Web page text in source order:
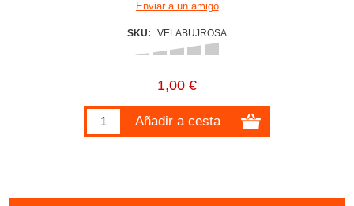
SKU: VELABUJROSA
1,00 €